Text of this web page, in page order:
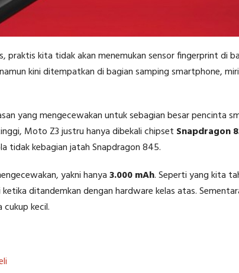
praktis kita tidak akan menemukan sensor fingerprint di
kini ditempatkan di bagian samping smartphone,
yang mengecewakan untuk sebagian besar pencinta
Moto Z3 justru hanya dibekali chipset Snapdragon
tidak kebagian jatah Snapdragon 845.
yakni hanya3.000 mAh. Seperti yang kita
ditandemkan dengan hardware kelas atas.
cukup kecil.